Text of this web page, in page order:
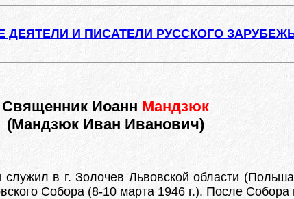
ДЕЯТЕЛИ И ПИСАТЕЛИ РУССКОГО
Священник Иоанн Мандзюк
(Мандзюк Иван Иванович)
в г. Золочев Львовской области
Собора (8-10 марта 1946 г.). После